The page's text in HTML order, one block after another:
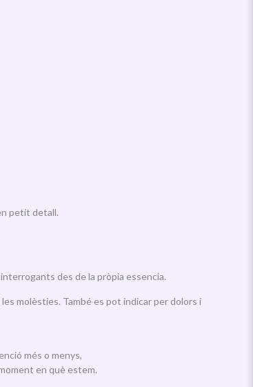
petit detall.
des de la pròpia essencia.
molèsties. També es pot indicar per dolors i
més o menys,
en què estem.